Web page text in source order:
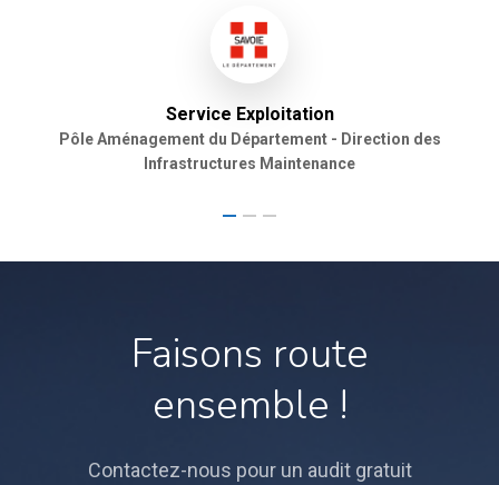
Service Exploitation
Pôle Aménagement du Département - Direction des
Infrastructures Maintenance
Faisons route
ensemble !
Contactez-nous pour un audit gratuit